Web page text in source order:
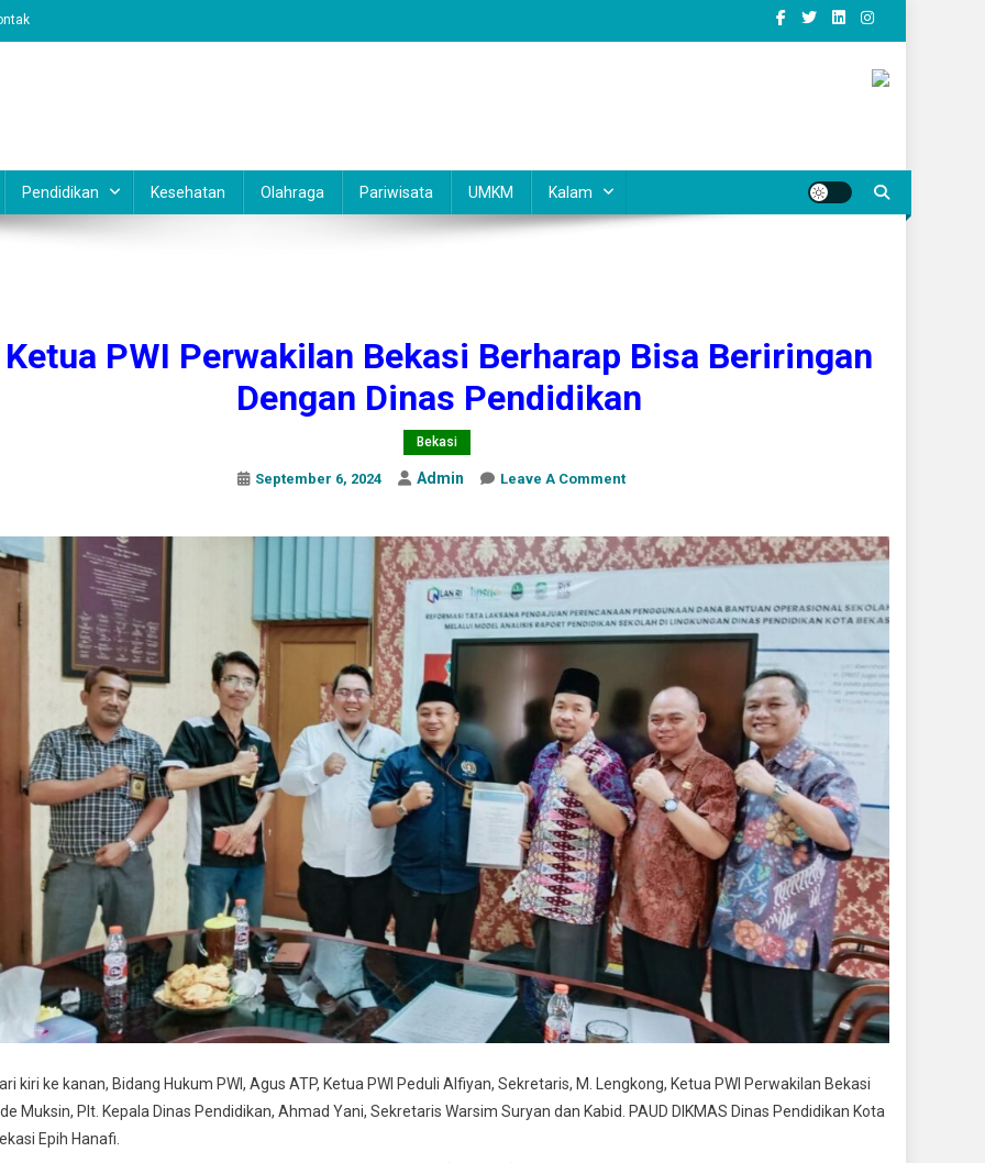
Pendidikan Kesehatan Olahraga Pariwisata UMKM Kalam
Ketua PWI Perwakilan Bekasi Berharap Bisa Beriringan
Dengan Dinas Pendidikan
Bekasi
September 6, 2024 Admin Leave A CommentOn
Perwakilan
Berharap
Bisa
Dinas
Pendidikan
kiri ke kanan, Bidang Hukum PWI, Agus ATP, Ketua PWI Peduli Alfiyan, Sekretaris, M. Lengkong, Ketua PWI Perwakilan Bekasi
Muksin, Plt. Kepala Dinas Pendidikan, Ahmad Yani, Sekretaris Warsim Suryan dan Kabid. PAUD DIKMAS Dinas Pendidikan Kota
Epih Hanafi.